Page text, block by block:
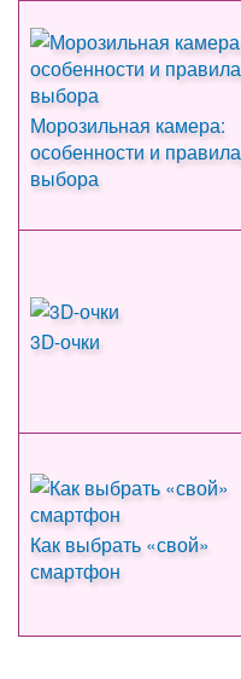
Морозильная камера:
особенности и правила
выбора
3D-очки
Как выбрать «свой»
смартфон